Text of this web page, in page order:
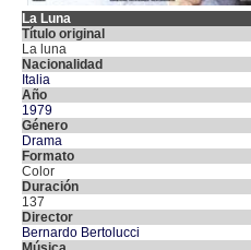
La Luna
Título original
La luna
Nacionalidad
Italia
Año
1979
Género
Drama
Formato
Color
Duración
137
Director
Bernardo Bertolucci